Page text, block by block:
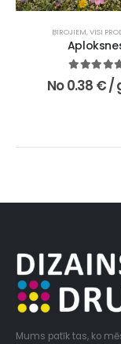
BIROJIEM,VISI
5.00no 5
No0.38 €/
Mums patīk tas, ko